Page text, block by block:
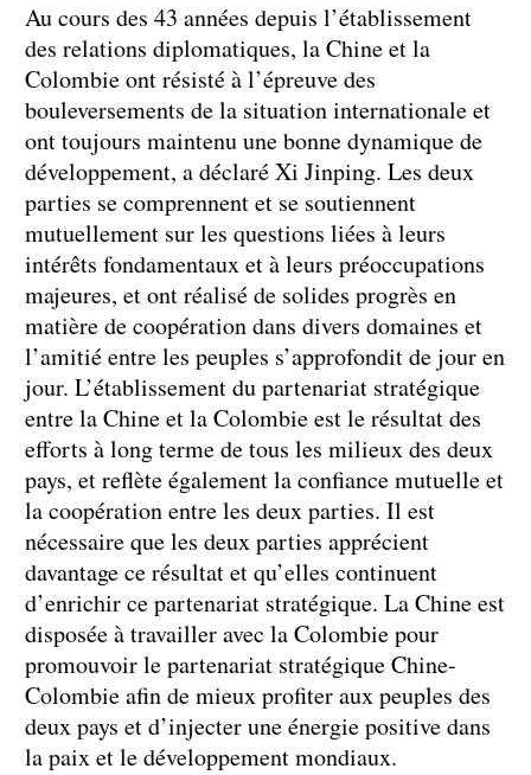
Au cours des 43 années depuis l’établissement
des relations diplomatiques, la Chine et la
Colombie ont résisté à l’épreuve des
bouleversements de la situation internationale et
ont toujours maintenu une bonne dynamique de
développement, a déclaré Xi Jinping. Les deux
parties se comprennent et se soutiennent
mutuellement sur les questions liées à leurs
intérêts fondamentaux et à leurs préoccupations
majeures, et ont réalisé de solides progrès en
matière de coopération dans divers domaines et
l’amitié entre les peuples s’approfondit de jour en
jour. L’établissement du partenariat stratégique
entre la Chine et la Colombie est le résultat des
efforts à long terme de tous les milieux des deux
pays, et reflète également la confiance mutuelle et
la coopération entre les deux parties. Il est
nécessaire que les deux parties apprécient
davantage ce résultat et qu’elles continuent
d’enrichir ce partenariat stratégique. La Chine est
disposée à travailler avec la Colombie pour
promouvoir le partenariat stratégique Chine-
Colombie afin de mieux profiter aux peuples des
deux pays et d’injecter une énergie positive dans
la paix et le développement mondiaux.